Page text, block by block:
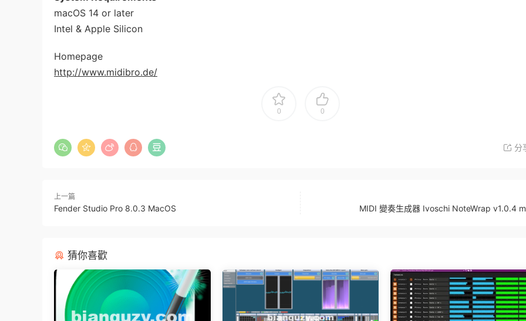
macOS 14 or later
Intel & Apple Silicon
Homepage
http://www.midibro.de/
0 0
分
上一篇
Fender Studio Pro 8.0.3 MacOS MIDI 變奏生成器 Ivoschi NoteWrap v1.0.4
猜你喜歡